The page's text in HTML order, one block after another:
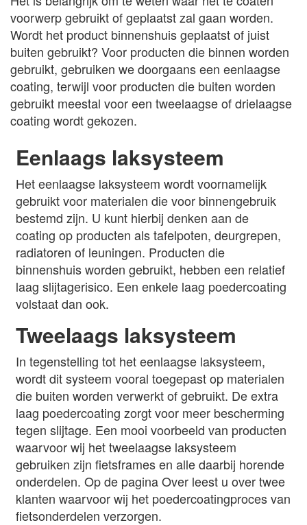
voorwerp gebruikt of geplaatst zal gaan worden.
Wordt het product binnenshuis geplaatst of juist
buiten gebruikt? Voor producten die binnen worden
gebruikt, gebruiken we doorgaans een eenlaagse
coating, terwijl voor producten die buiten worden
gebruikt meestal voor een tweelaagse of drielaagse
coating wordt gekozen.
Eenlaags laksysteem
Het eenlaagse laksysteem wordt voornamelijk
gebruikt voor materialen die voor binnengebruik
bestemd zijn. U kunt hierbij denken aan de
coating op producten als tafelpoten, deurgrepen,
radiatoren of leuningen. Producten die
binnenshuis worden gebruikt, hebben een relatief
laag slijtagerisico. Een enkele laag poedercoating
volstaat dan ook.
Tweelaags laksysteem
In tegenstelling tot het eenlaagse laksysteem,
wordt dit systeem vooral toegepast op materialen
die buiten worden verwerkt of gebruikt. De extra
laag poedercoating zorgt voor meer bescherming
tegen slijtage. Een mooi voorbeeld van producten
waarvoor wij het tweelaagse laksysteem
gebruiken zijn fietsframes en alle daarbij horende
onderdelen. Op de pagina Over leest u over twee
klanten waarvoor wij het poedercoatingproces van
fietsonderdelen verzorgen.